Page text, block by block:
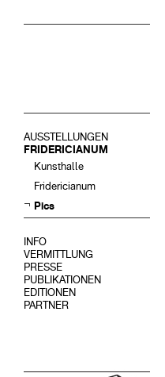
AUSSTELLUNGEN
FRIDERICIANUM
Kunsthalle
Fridericianum
Pics
INFO
VERMITTLUNG
PRESSE
PUBLIKATIONEN
EDITIONEN
PARTNER